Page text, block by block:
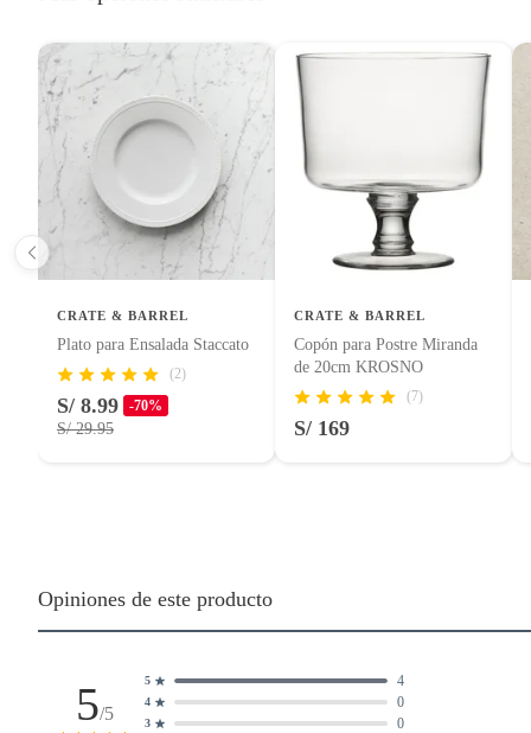
Plantas.
Productos que hayan sido previamente instalados.
Baterías de auto.
Motocicletas y bicicletas motorizadas.
Licores y cigarros electrónicos.
CRATE & BARREL
Plato para Ensalada Staccato
(2)
S/ 8.99 -70%
S/ 29.95
CRATE & BARREL
Copón para Postre Miranda
de 20cm KROSNO
(7)
S/ 169
Opiniones de este producto
5/5 3 0
4 0
5 4